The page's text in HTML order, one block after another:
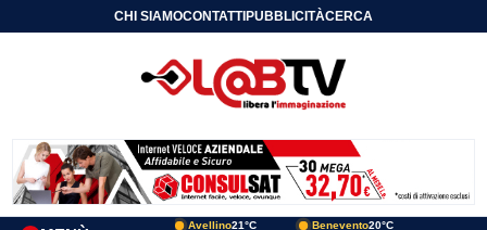
CHI SIAMOCONTATTIPUBBLICITÀCERCA
Avellino21°C Benevento20°C